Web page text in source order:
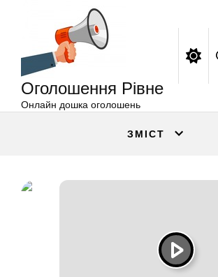
Оголошення Рівне
Онлайн дошка оголошень
ЗМІСТ